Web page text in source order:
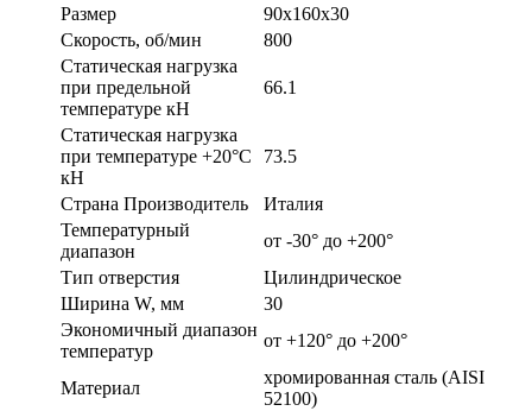
Размер
90x160x30
Скорость, об/мин
800
Статическая нагрузка
при предельной
температуре кН
66.1
Статическая нагрузка
при температуре +20°С
кН
73.5
Страна Производитель
Италия
Температурный
диапазон
от -30° до +200°
Тип отверстия
Цилиндрическое
Ширина W, мм
30
Экономичный диапазон
температур
от +120° до +200°
Материал
хромированная сталь (AISI
52100)